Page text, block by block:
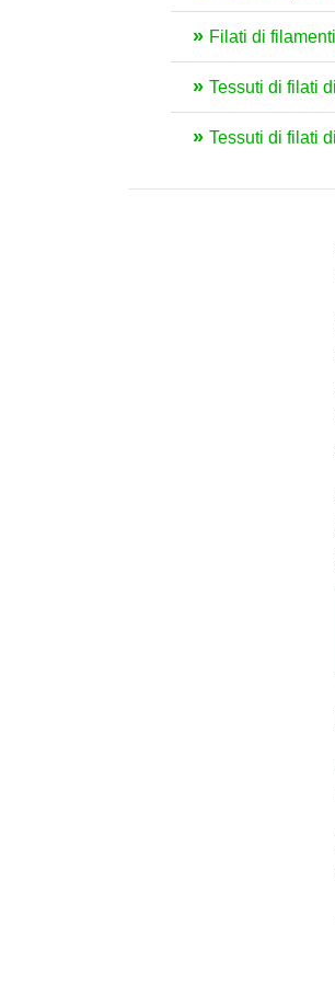
Filati di
Tessuti di filati
Tessuti di filati